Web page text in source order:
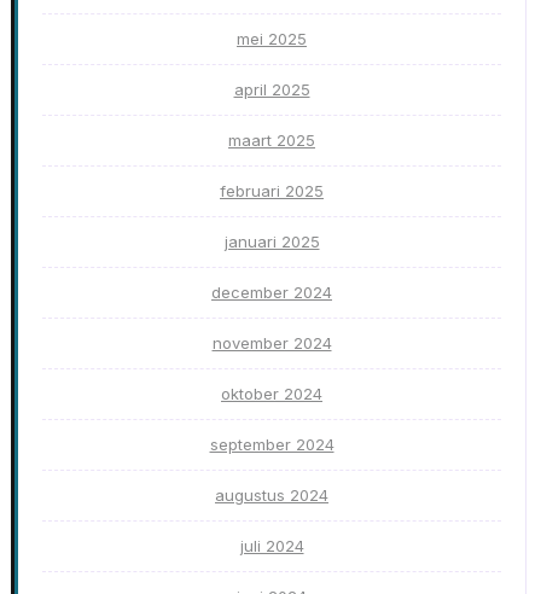
mei 2025
april 2025
maart 2025
februari 2025
januari 2025
december 2024
november 2024
oktober 2024
september 2024
augustus 2024
juli 2024